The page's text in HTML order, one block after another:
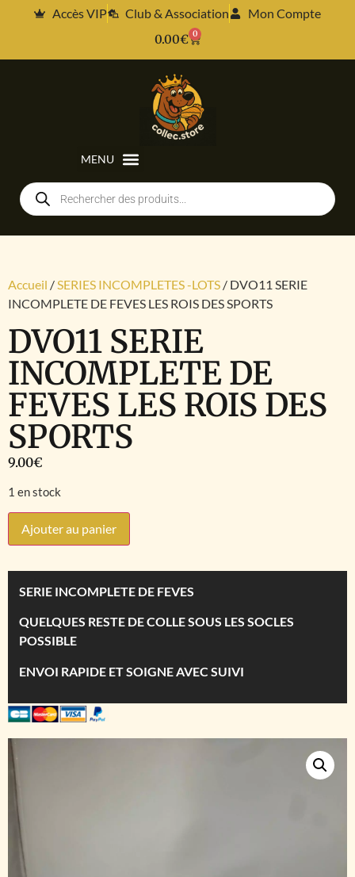
Accès VIP Club & Association
Mon Compte
0.00€ 0
Accueil /SERIES INCOMPLETES -LOTS / DVO11 SERIE
INCOMPLETE DE FEVES LES ROIS DES SPORTS
DVO11 SERIE
INCOMPLETE DE
FEVES LES ROIS DES
SPORTS
9.00€
1 en stock
Ajouter au panier
SERIE INCOMPLETE DE FEVES
QUELQUES RESTE DE COLLE SOUS LES SOCLES
POSSIBLE
ENVOI RAPIDE ET SOIGNE AVEC SUIVI